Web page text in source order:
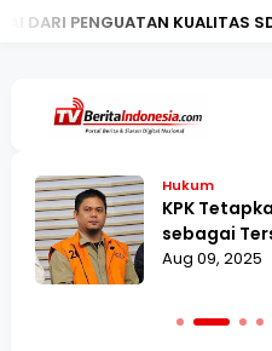
KUALITAS SDM
Hukum
KPK
sebagai
Aug 09, 2025